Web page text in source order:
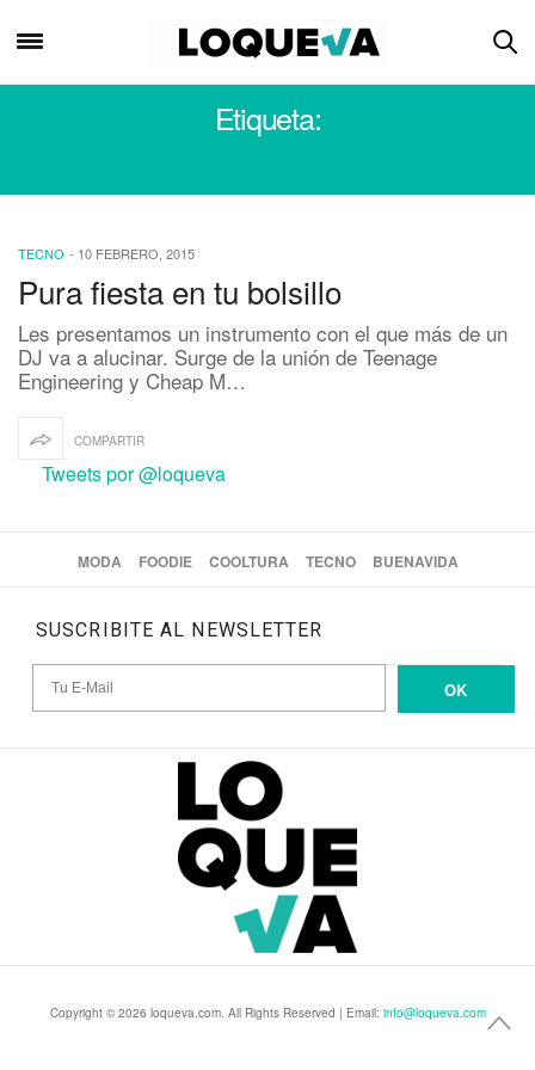
Etiqueta:
TECNO - 10 FEBRERO, 2015
Pura fiesta en tu bolsillo
Les presentamos un instrumento con el que más de un
DJ va a alucinar. Surge de la unión de Teenage
Engineering y Cheap M…
COMPARTIR
Tweets por @loqueva
MODA FOODIE COOLTURA TECNO BUENAVIDA
SUSCRIBITE AL NEWSLETTER
OK
Copyright © 2026 loqueva.com. All Rights Reserved | Email: info@loqueva.com